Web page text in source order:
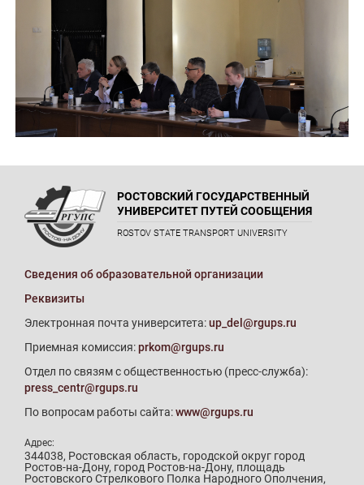
РОСТОВСКИЙ ГОСУДАРСТВЕННЫЙ
УНИВЕРСИТЕТ ПУТЕЙ СООБЩЕНИЯ
ROSTOV STATE TRANSPORT UNIVERSITY
Сведения об образовательной организации
Реквизиты
Электронная почта университета:up_del@rgups.ru
Приемная комиссия:prkom@rgups.ru
Отдел по связям с общественностью (пресс-служба):
press_centr@rgups.ru
По вопросам работы сайта:www@rgups.ru
Адрес:
344038, Ростовская область, городской округ город
Ростов-на-Дону, город Ростов-на-Дону, площадь
Ростовского Стрелкового Полка Народного Ополчения,